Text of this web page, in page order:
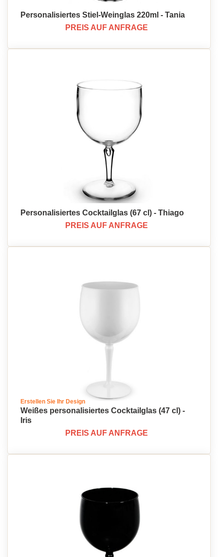
Personalisiertes Stiel-Weinglas 220ml - Tania
PREIS AUF ANFRAGE
Personalisiertes Cocktailglas (67 cl) - Thiago
PREIS AUF ANFRAGE
Erstellen Sie Ihr Design
Weißes personalisiertes Cocktailglas (47 cl) -
Iris
PREIS AUF ANFRAGE